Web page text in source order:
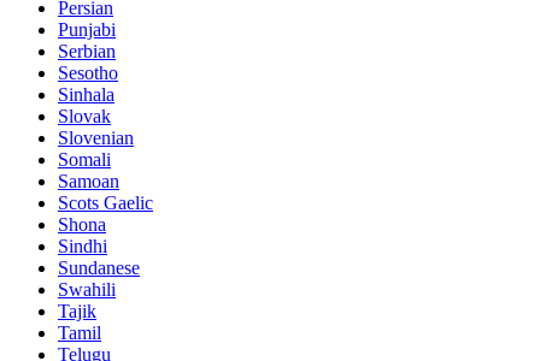
Persian
Punjabi
Serbian
Sesotho
Sinhala
Slovak
Slovenian
Somali
Samoan
Scots Gaelic
Shona
Sindhi
Sundanese
Swahili
Tajik
Tamil
Telugu